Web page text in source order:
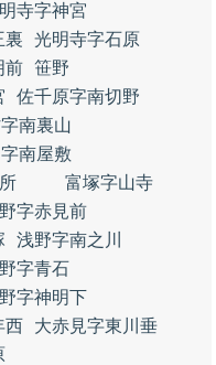
寺字神宮
裏
光明寺字石原
前 笹野
佐千原字南切野
南裏山
南屋敷
富塚字山寺
字赤見前
浅野字南之川
字青石
字神明下
西
大赤見字東川垂